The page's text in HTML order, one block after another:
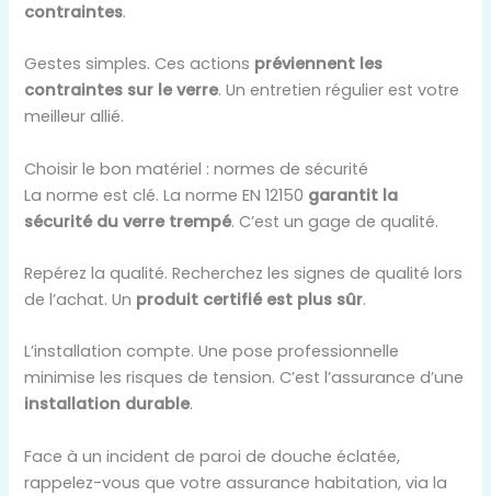
contraintes.
Gestes simples. Ces actions préviennent les
contraintes sur le verre. Un entretien régulier est votre
meilleur allié.
Choisir le bon matériel : normes de sécurité
La norme est clé. La norme EN 12150 garantit la
sécurité du verre trempé. C’est un gage de qualité.
Repérez la qualité. Recherchez les signes de qualité lors
de l’achat. Un produit certifié est plus sûr.
L’installation compte. Une pose professionnelle
minimise les risques de tension. C’est l’assurance d’une
installation durable.
Face à un incident de paroi de douche éclatée,
rappelez-vous que votre assurance habitation, via la